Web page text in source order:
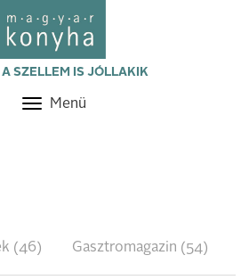
SZELLEM IS JÓLLAKIK
Toggle
Menü
(46) Gasztromagazin (54)